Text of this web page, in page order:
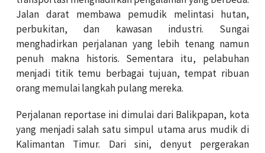
Jalan darat membawa pemudik melintasi hutan,
perbukitan, dan kawasan industri. Sungai
menghadirkan perjalanan yang lebih tenang namun
penuh makna historis. Sementara itu, pelabuhan
menjadi titik temu berbagai tujuan, tempat ribuan
orang memulai langkah pulang mereka.
Perjalanan reportase ini dimulai dari Balikpapan, kota
yang menjadi salah satu simpul utama arus mudik di
Kalimantan Timur. Dari sini, denyut pergerakan